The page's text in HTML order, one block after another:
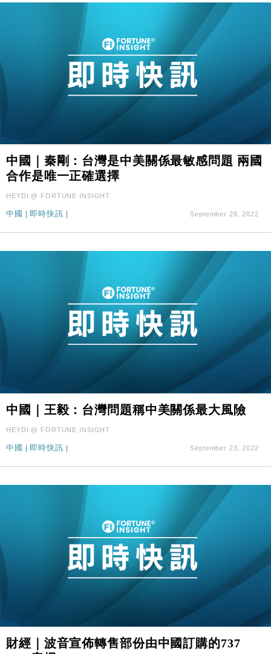
中國｜秦剛：台灣是中美關係最敏感問題 兩國
合作是唯一正確選擇
HEYDI @ FORTUNE INSIGHT
中國 即時快訊 September 28, 2022
中國｜王毅：台灣問題稱中美關係最大風險
HEYDI @ FORTUNE INSIGHT
中國 | 即時快訊 | September 23, 2022
財經｜波音宣佈轉售部份由中國訂購的737